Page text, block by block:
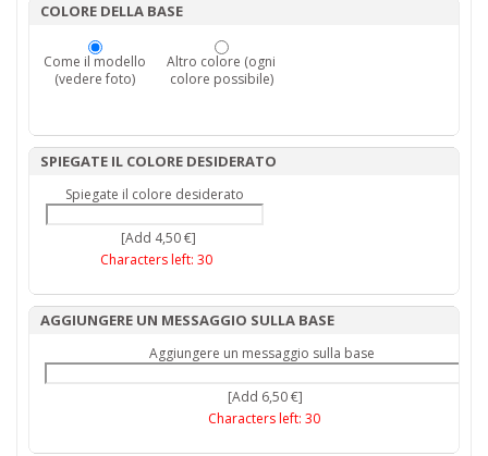
COLORE DELLA BASE
Come il modello
(vedere foto)
Altro colore (ogni
colore possibile)
SPIEGATE IL COLORE DESIDERATO
Spiegate il colore desiderato
[Add 4,50 €]
Characters left: 30
AGGIUNGERE UN MESSAGGIO SULLA BASE
Aggiungere un messaggio sulla base
[Add 6,50 €]
Characters left: 30